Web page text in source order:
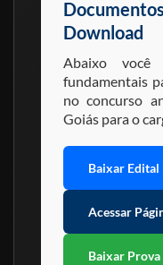
Download
Abaixo você
fundamentais
no concurso
Goiás para o
Baixar Edital
Acessar
Baixar